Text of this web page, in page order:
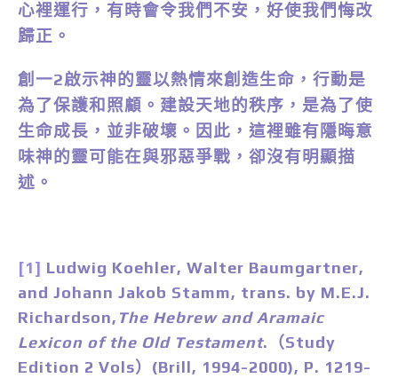
心裡運行，有時會令我們不安，好使我們悔改
歸正。
創一2啟示神的靈以熱情來創造生命，行動是
為了保護和照顧。建設天地的秩序，是為了使
生命成長，並非破壞。因此，這裡雖有隱晦意
味神的靈可能在與邪惡爭戰，卻沒有明顯描
述。
[1] Ludwig Koehler, Walter Baumgartner,
and Johann Jakob Stamm, trans. by M.E.J.
Richardson, The Hebrew and Aramaic
Lexicon of the Old Testament.（Study
Edition 2 Vols）(Brill, 1994-2000), P. 1219-